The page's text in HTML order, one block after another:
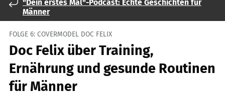
"Dein erstes Mal"-Podcast: Echte Geschichten für
Männer
FOLGE 6: COVERMODEL DOC FELIX
Doc Felix über Training,
Ernährung und gesunde Routinen
für Männer